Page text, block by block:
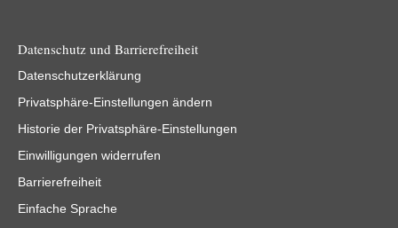
Datenschutz und Barrierefreiheit
Datenschutzerklärung
Privatsphäre-Einstellungen ändern
Historie der Privatsphäre-Einstellungen
Einwilligungen widerrufen
Barrierefreiheit
Einfache Sprache